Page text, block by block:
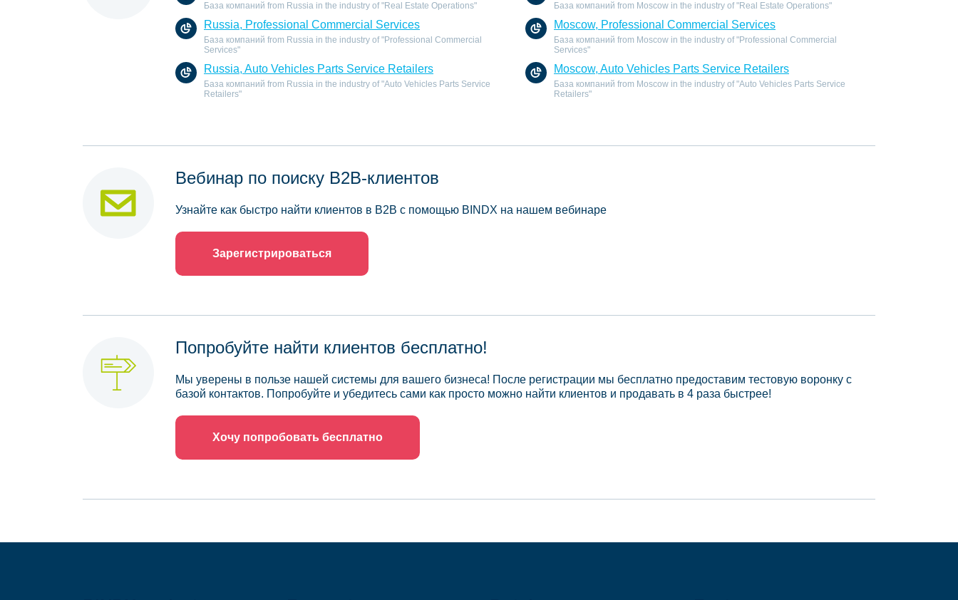
База компаний from Russia in the industry of "Real Estate Operations" База компаний from Moscow in the industry of "Real Estate Operations"
Russia, Professional Commercial Services
База компаний from Russia in the industry of "Professional Commercial
Services"
Moscow, Professional Commercial Services
База компаний from Moscow in the industry of "Professional Commercial
Services"
Russia, Auto Vehicles Parts Service Retailers
База компаний from Russia in the industry of "Auto Vehicles Parts Service
Retailers"
Moscow, Auto Vehicles Parts Service Retailers
База компаний from Moscow in the industry of "Auto Vehicles Parts Service
Retailers"
Вебинар по поиску B2B-клиентов
Узнайте как быстро найти клиентов в B2B с помощью BINDX на нашем вебинаре
Зарегистрироваться
Попробуйте найти клиентов бесплатно!
Мы уверены в пользе нашей системы для вашего бизнеса! После регистрации мы бесплатно предоставим тестовую воронку с
базой контактов. Попробуйте и убедитесь сами как просто можно найти клиентов и продавать в 4 раза быстрее!
Хочу попробовать бесплатно